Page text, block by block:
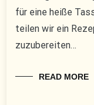
für eine heiße
teilen wir ein
zuzubereiten…
READ MORE